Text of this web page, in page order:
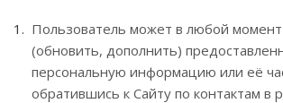
Пользователь может в любой
(обновить, дополнить)
персональную информацию или её
обратившись к Сайту по контактам в